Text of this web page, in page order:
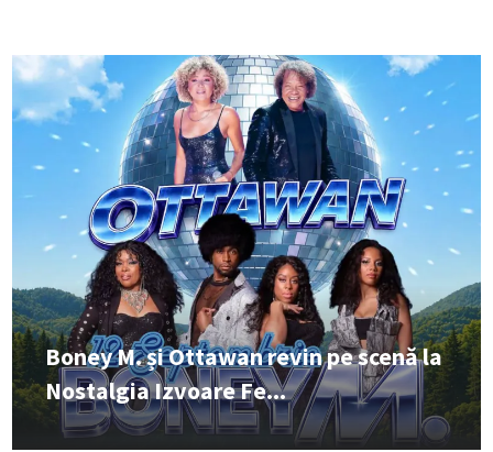
Boney M. și Ottawan revin pe scenă la
Nostalgia Izvoare Fe...